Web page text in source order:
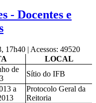
- Docentes e
17h40 | Acessos: 49520
LOCAL
de
Sítio do IFB
a
Protocolo Geral da
Reitoria